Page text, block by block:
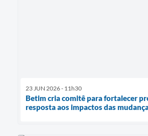
23 JUN 2026 - 11h30
Betim cria comitê para fortalecer
resposta aos impactos das